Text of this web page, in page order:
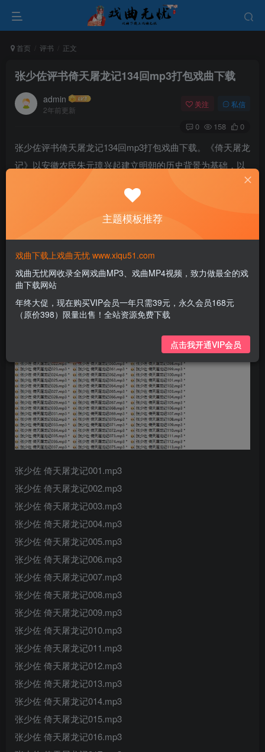
首页 评书 正文
张少佐评书倚天屠龙记134回mp3打包戏曲下载
admin
2年前更新
关注 私信
0 158 0
张少佐评书倚天屠龙记134回mp3打包戏曲下载。《倚天屠龙
记》以安徽农民朱元璋兴起建立明朝的历史背景为基础，以
张无忌的成长经历为主线，描绘了江湖上各个门派和各种人
物之间的恩怨情仇。小说将中国历史上元朝的兴衰与江湖道
义、恩仇等复杂情感交织在一起。
张少佐 倚天屠龙记001.mp3
张少佐 倚天屠龙记002.mp3
张少佐 倚天屠龙记003.mp3
张少佐 倚天屠龙记004.mp3
张少佐 倚天屠龙记005.mp3
张少佐 倚天屠龙记006.mp3
张少佐 倚天屠龙记007.mp3
张少佐 倚天屠龙记008.mp3
张少佐 倚天屠龙记009.mp3
张少佐 倚天屠龙记010.mp3
张少佐 倚天屠龙记011.mp3
张少佐 倚天屠龙记012.mp3
张少佐 倚天屠龙记013.mp3
张少佐 倚天屠龙记014.mp3
张少佐 倚天屠龙记015.mp3
张少佐 倚天屠龙记016.mp3
主题模板推荐
戏曲下载上戏曲无忧 www.xiqu51.com
戏曲无忧网收录全网戏曲MP3、戏曲MP4视频，致力做最全的戏
曲下载网站
年终大促，现在购买VIP会员一年只需39元，永久会员168元
（原价398）限量出售！全站资源免费下载
点击我开通VIP会员